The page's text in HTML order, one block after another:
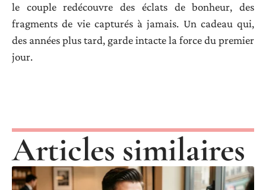
le couple redécouvre des éclats de bonheur, des
fragments de vie capturés à jamais. Un cadeau qui,
des années plus tard, garde intacte la force du premier
jour.
Articles similaires